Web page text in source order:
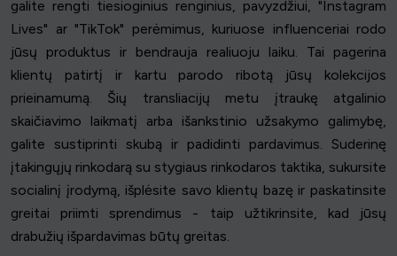
galite rengti tiesioginius renginius, pavyzdžiui, "Instagram
Lives" ar "TikTok" perėmimus, kuriuose influenceriai rodo
jūsų produktus ir bendrauja realiuoju laiku. Tai pagerina
klientų patirtį ir kartu parodo ribotą jūsų kolekcijos
prieinamumą. Šių transliacijų metu įtraukę atgalinio
skaičiavimo laikmatį arba išankstinio užsakymo galimybę,
galite sustiprinti skubą ir padidinti pardavimus. Suderinę
įtakingųjų rinkodarą su stygiaus rinkodaros taktika, sukursite
socialinį įrodymą, išplėsite savo klientų bazę ir paskatinsite
greitai priimti sprendimus - taip užtikrinsite, kad jūsų
drabužių išpardavimas būtų greitas.